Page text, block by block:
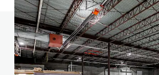
Avez-vous des questions?
FAQ